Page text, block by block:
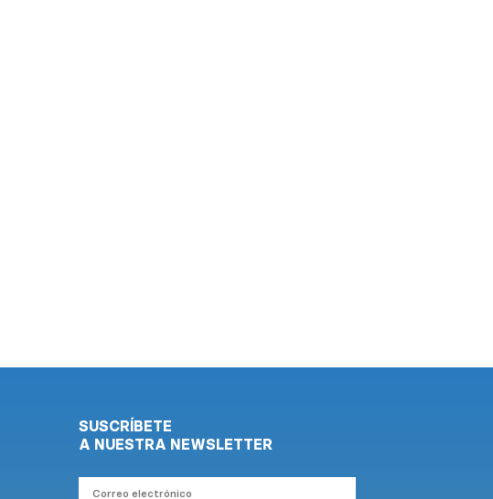
SUSCRÍBETE
A NUESTRA NEWSLETTER